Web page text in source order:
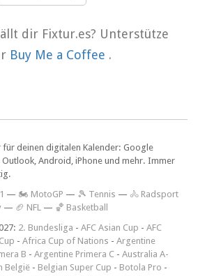
dir Fixtur.es? Unterstütze
Buy Me a Coffee .
deinen digitalen Kalender: Google
Android, iPhone und mehr. Immer
— 🏍 MotoGP — 🎾 Tennis — 🚴 Radsport
— 🏈 NFL — 🏀 Basketball
2. Bundesliga - AFC Asian Cup - AFC
- Africa Cup of Nations - Argentine
B - Argentine Primera C - Australia A-
België - Belgian Super Cup - Botola Pro -